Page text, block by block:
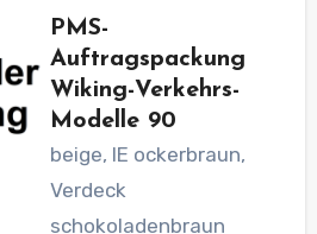
PMS-
Auftragspackung
Wiking-Verkehrs-
Modelle 90
beige, IE ockerbraun,
Verdeck
schokoladenbraun